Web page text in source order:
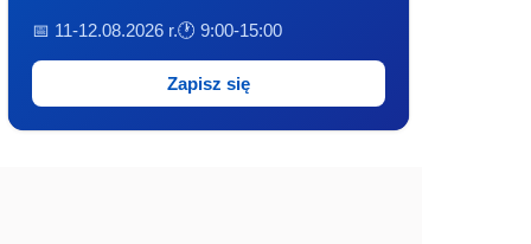
📅 11-12.08.2026 r.🕐 9:00-15:00
Zapisz się